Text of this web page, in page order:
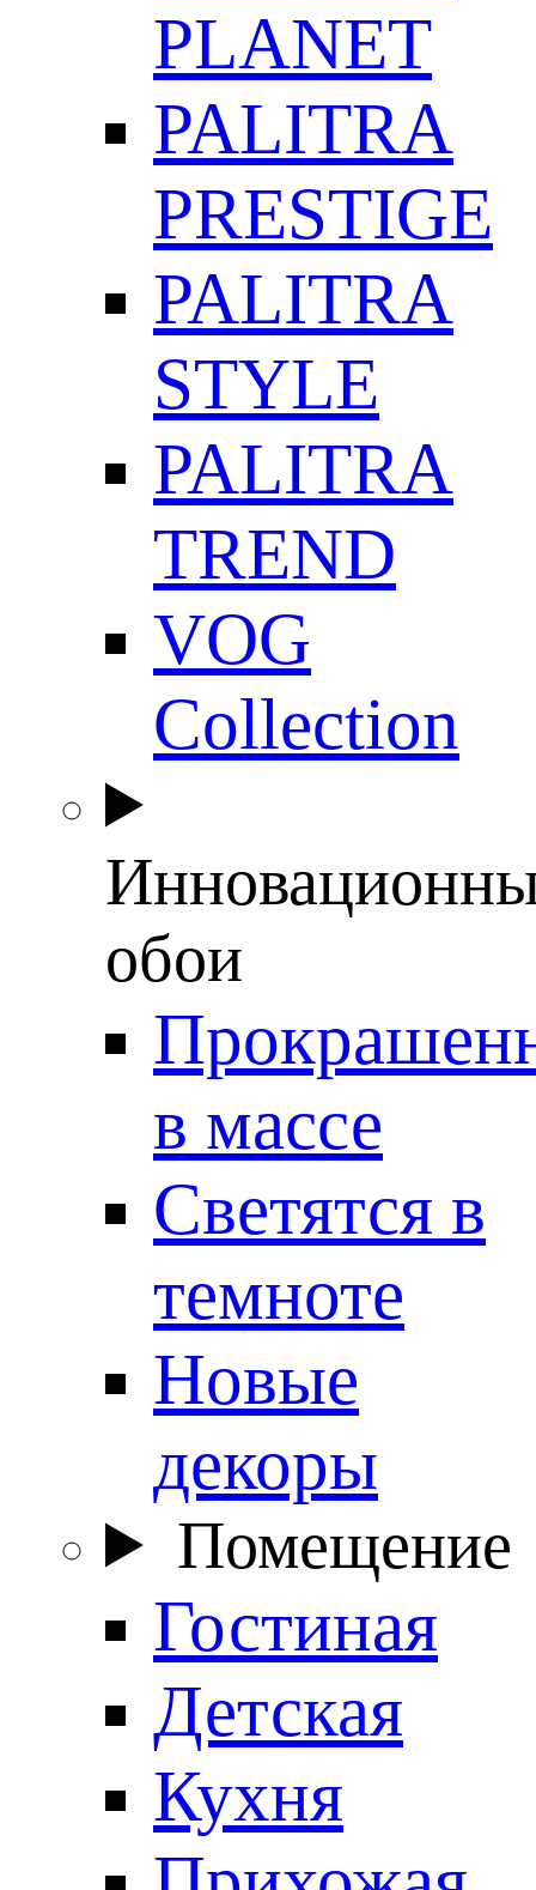
PLANET
PALITRA
PRESTIGE
PALITRA
STYLE
PALITRA
TREND
VOG
Collection
обои
в массе
Светятся в
темноте
Новые
декоры
Помещение
Гостиная
Детская
Кухня